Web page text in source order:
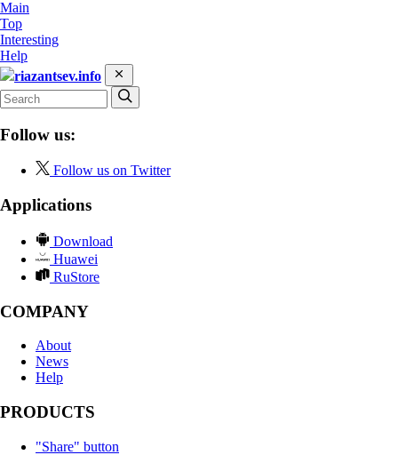
Main
Top
Interesting
Help
riazantsev.info
Follow us:
Follow us on Twitter
Applications
Download
Huawei
RuStore
COMPANY
About
News
Help
PRODUCTS
"Share" button